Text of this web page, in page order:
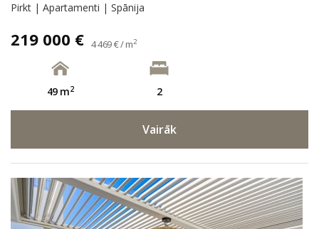
Pirkt | Apartamenti | Spānija
219 000 € 4 469 € / m2
49 m2 2
Vairāk